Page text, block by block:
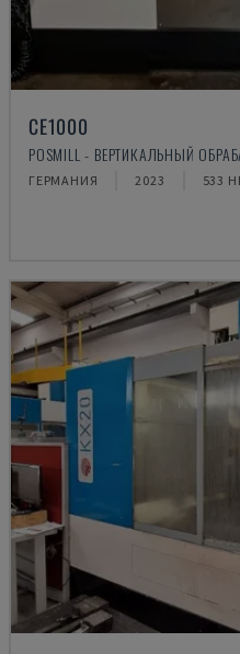
CE1000
POSMILL - ВЕРТИКАЛЬНЫЙ
ГЕРМАНИЯ 2023 533